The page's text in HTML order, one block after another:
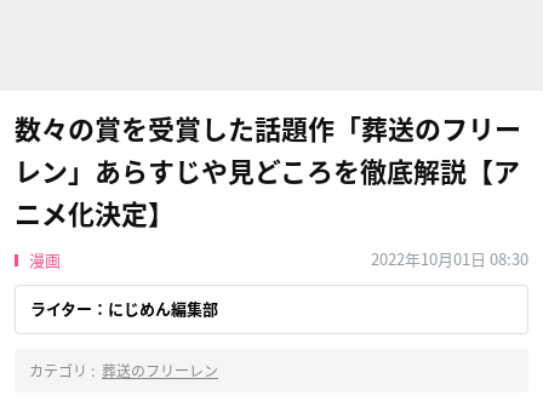
数々の賞を受賞した話題作「葬送のフリー
レン」あらすじや見どころを徹底解説【ア
ニメ化決定】
漫画 2022年10月01日 08:30
ライター：にじめん編集部
カテゴリ : 葬送のフリーレン